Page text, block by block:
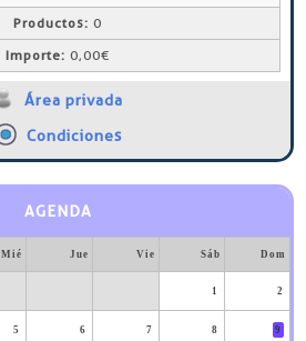
Productos: 0
Importe: 0,00€
Área privada
Condiciones
AGENDA
Mié Jue Vie Sáb Dom
1 2
5 6 7 8 9